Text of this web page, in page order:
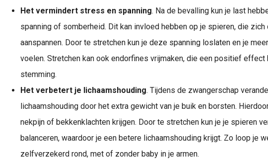
Het vermindert stress en spanning. Na de bevalling kun je last
spanning of somberheid. Dit kan invloed hebben op je spieren, die zich
aanspannen. Door te stretchen kun je deze spanning loslaten en je
voelen. Stretchen kan ook endorfines vrijmaken, die een positief effect
stemming.
Het verbetert je lichaamshouding. Tijdens de zwangerschap
lichaamshouding door het extra gewicht van je buik en borsten.
nekpijn of bekkenklachten krijgen. Door te stretchen kun je je spieren
balanceren, waardoor je een betere lichaamshouding krijgt. Zo loop je
zelfverzekerd rond, met of zonder baby in je armen.